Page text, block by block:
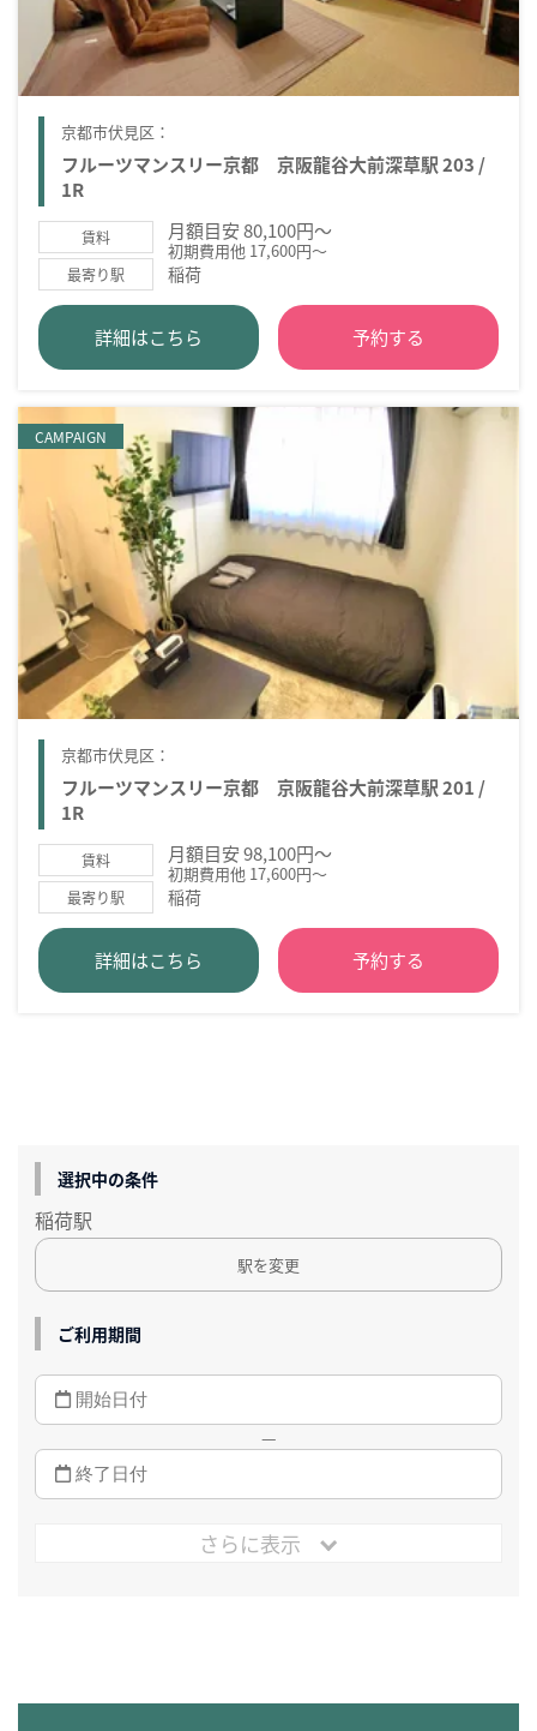
京都市伏見区：
フルーツマンスリー京都 京阪龍谷大前深草駅 203 /
1R
賃料 月額目安 80,100円～
初期費用他 17,600円～
最寄り駅 稲荷
詳細はこちら 予約する
CAMPAIGN
京都市伏見区：
フルーツマンスリー京都 京阪龍谷大前深草駅 201 /
1R
賃料 月額目安 98,100円～
初期費用他 17,600円～
最寄り駅 稲荷
詳細はこちら 予約する
選択中の条件
稲荷駅
駅を変更
ご利用期間
—
さらに表示